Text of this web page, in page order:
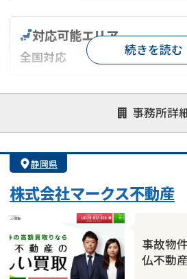
事務所詳
対応可能エリア
全国対応
対応が親身 オンライン面談可
1億円以上の買取
続きを読む
静岡県
株式会社マークス不動産
事故物
仏不動